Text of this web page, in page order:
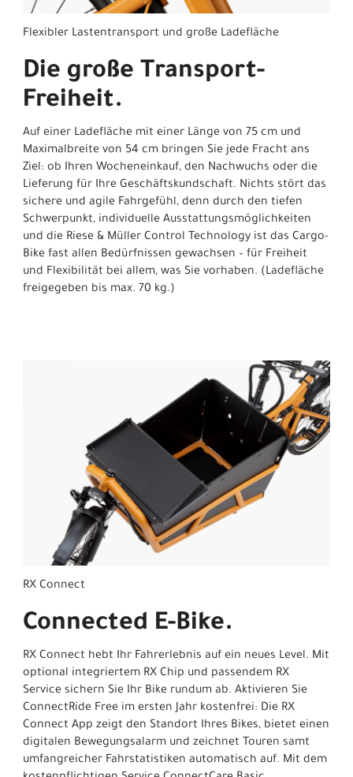
Flexibler Lastentransport und große Ladefläche
Die große Transport-
Freiheit.
Auf einer Ladefläche mit einer Länge von 75 cm und
Maximalbreite von 54 cm bringen Sie jede Fracht ans
Ziel: ob Ihren Wocheneinkauf, den Nachwuchs oder die
Lieferung für Ihre Geschäftskundschaft. Nichts stört das
sichere und agile Fahrgefühl, denn durch den tiefen
Schwerpunkt, individuelle Ausstattungsmöglichkeiten
und die Riese & Müller Control Technology ist das Cargo-
Bike fast allen Bedürfnissen gewachsen – für Freiheit
und Flexibilität bei allem, was Sie vorhaben. (Ladefläche
freigegeben bis max. 70 kg.)
RX Connect
Connected E-Bike.
RX Connect hebt Ihr Fahrerlebnis auf ein neues Level. Mit
optional integriertem RX Chip und passendem RX
Service sichern Sie Ihr Bike rundum ab. Aktivieren Sie
ConnectRide Free im ersten Jahr kostenfrei: Die RX
Connect App zeigt den Standort Ihres Bikes, bietet einen
digitalen Bewegungsalarm und zeichnet Touren samt
umfangreicher Fahrstatistiken automatisch auf. Mit dem